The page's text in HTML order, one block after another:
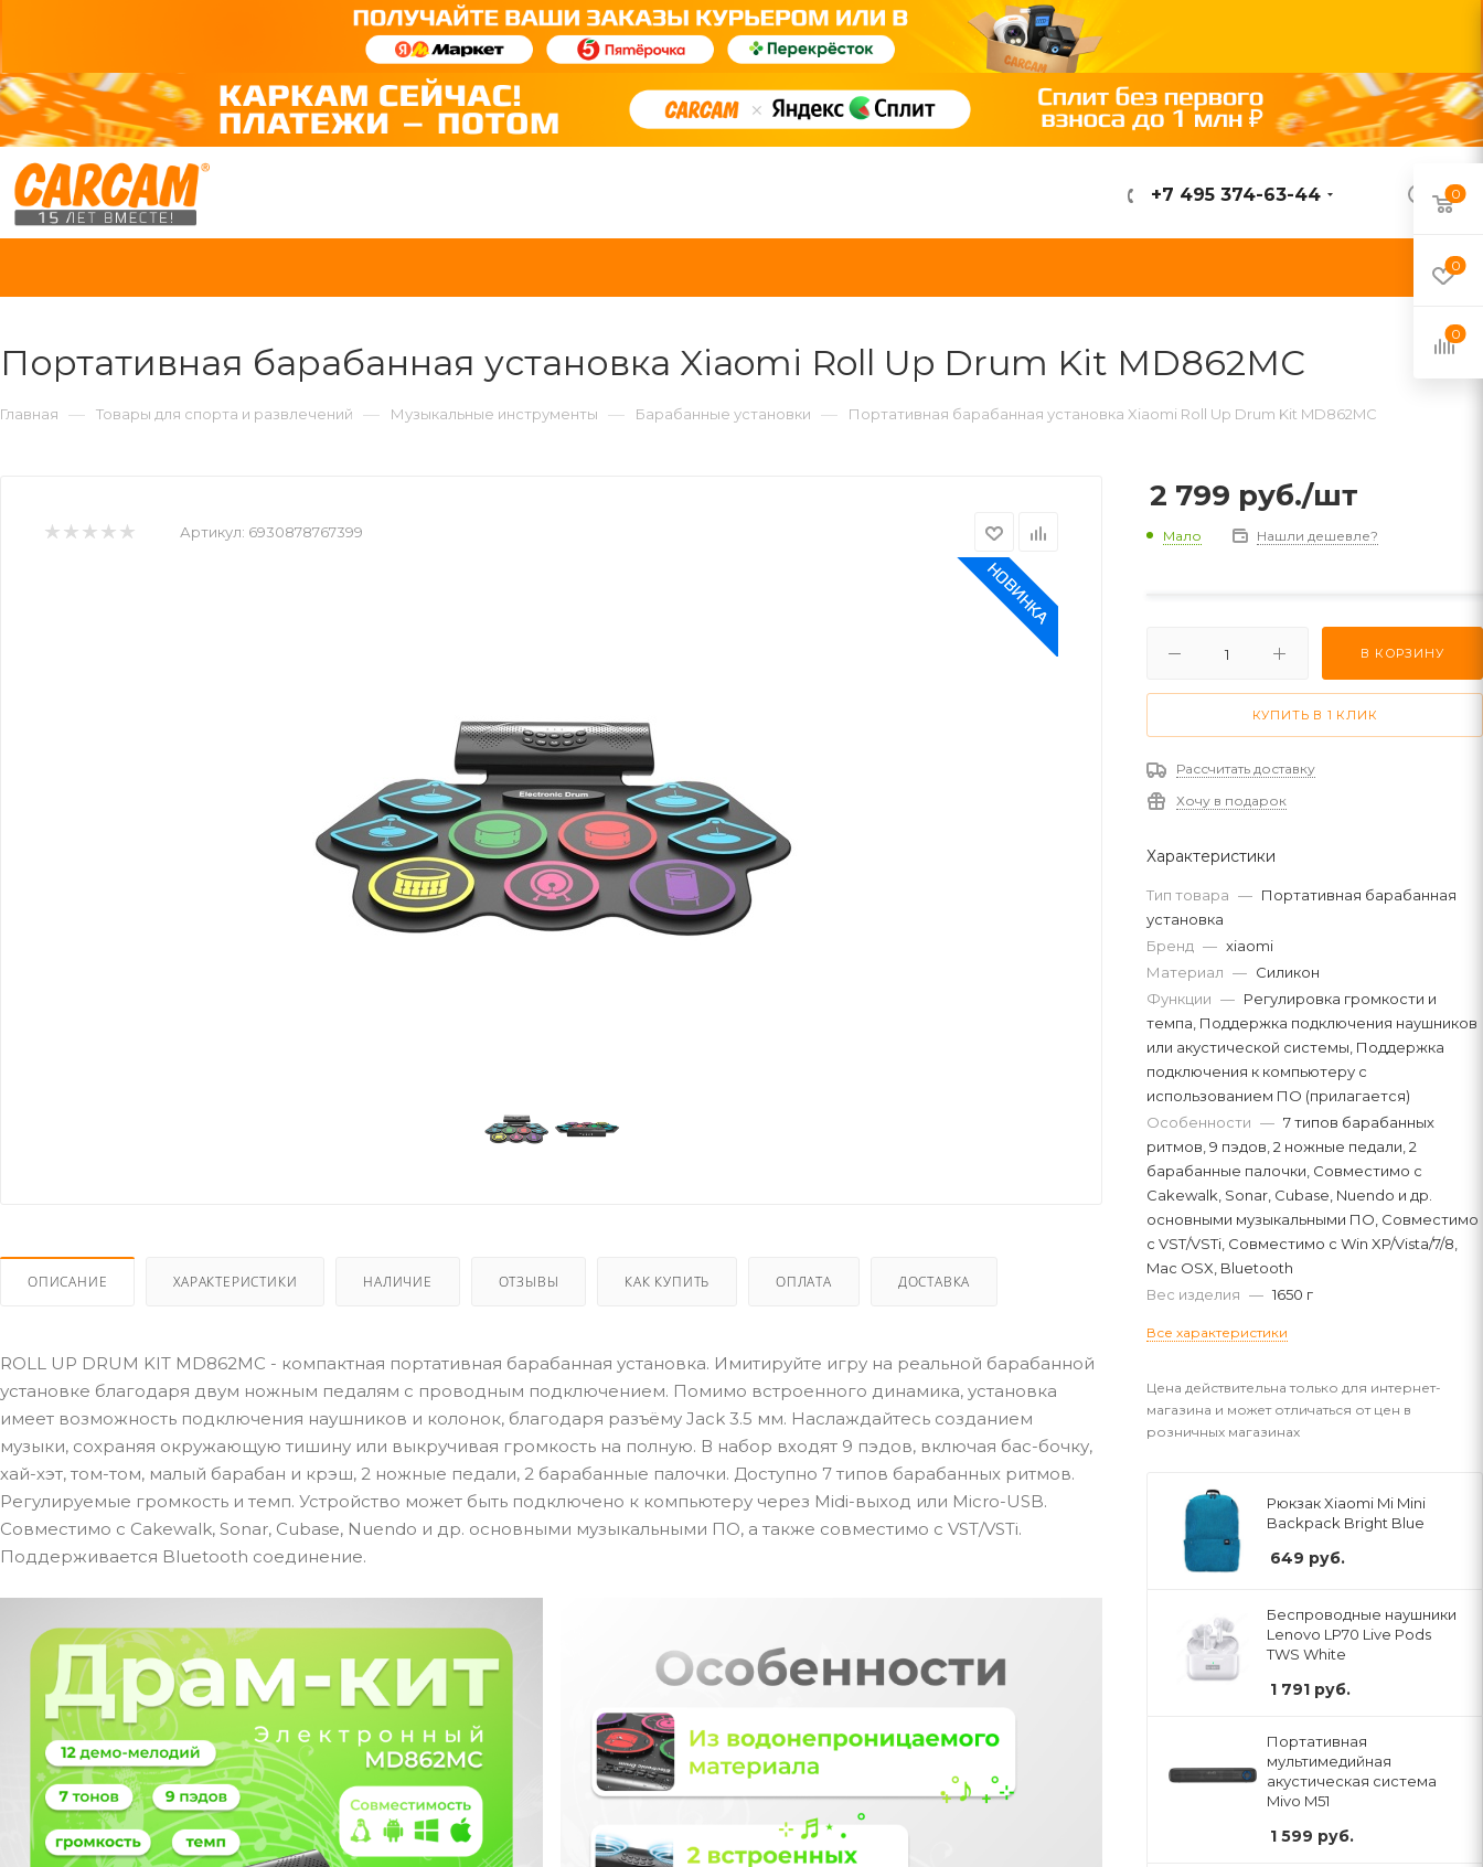
ВОЙТИ
+7 495 374-63-44
Портативная барабанная установка Xiaomi Roll Up Drum Kit MD862MC
Главная — Товары для спорта и развлечений — Музыкальные инструменты — Барабанные установки — Портативная барабанная установка Xiaomi Roll Up Drum Kit MD862MC
Артикул: 6930878767399
ОПИСАНИЕ ХАРАКТЕРИСТИКИ НАЛИЧИЕ ОТЗЫВЫ КАК КУПИТЬ ОПЛАТА ДОСТАВКА
ROLL UP DRUM KIT MD862MC - компактная портативная барабанная установка. Имитируйте игру на реальной барабанной
установке благодаря двум ножным педалям с проводным подключением. Помимо встроенного динамика, установка
имеет возможность подключения наушников и колонок, благодаря разъёму Jack 3.5 мм. Наслаждайтесь созданием
музыки, сохраняя окружающую тишину или выкручивая громкость на полную. В набор входят 9 пэдов, включая бас-бочку,
хай-хэт, том-том, малый барабан и крэш, 2 ножные педали, 2 барабанные палочки. Доступно 7 типов барабанных ритмов.
Регулируемые громкость и темп. Устройство может быть подключено к компьютеру через Midi-выход или Micro-USB.
Совместимо с Cakewalk, Sonar, Cubase, Nuendo и др. основными музыкальными ПО, а также совместимо с VST/VSTi.
Поддерживается Bluetooth соединение.
2 799 руб./шт
Мало Нашли дешевле?
В КОРЗИНУ
КУПИТЬ В 1 КЛИК
Рассчитать доставку
Хочу в подарок
Характеристики
Тип товара — Портативная барабанная
установка
Бренд — xiaomi
Материал — Силикон
Функции — Регулировка громкости и
темпа, Поддержка подключения наушников
или акустической системы, Поддержка
подключения к компьютеру с
использованием ПО (прилагается)
Особенности — 7 типов барабанных
ритмов, 9 пэдов, 2 ножные педали, 2
барабанные палочки, Совместимо с
Cakewalk, Sonar, Cubase, Nuendo и др.
основными музыкальными ПО, Совместимо
с VST/VSTi, Совместимо с Win XP/Vista/7/8,
Mac OSX, Bluetooth
Вес изделия — 1650 г
Все характеристики
Цена действительна только для интернет-
магазина и может отличаться от цен в
розничных магазинах
Рюкзак Xiaomi Mi Mini
Backpack Bright Blue
649 руб.
Беспроводные наушники
Lenovo LP70 Live Pods
TWS White
1 791 руб.
Портативная
мультимедийная
акустическая система
Mivo M51
1 599 руб.
0
0
0